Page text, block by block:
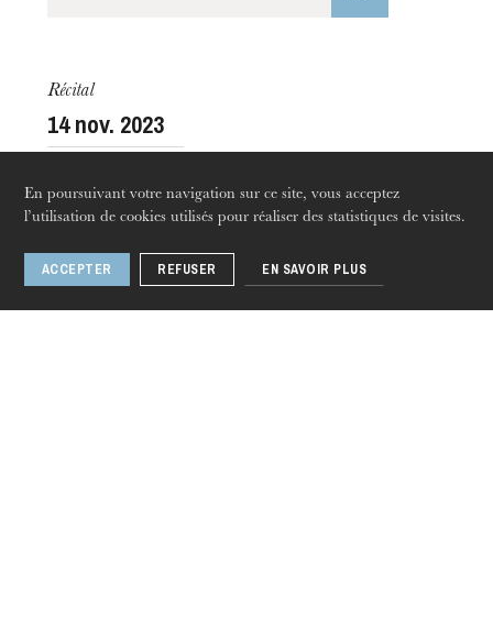
En poursuivant votre navigation sur ce site, vous acceptez
l’utilisation de cookies utilisés pour réaliser des statistiques de visites.
ACCEPTER REFUSER EN SAVOIR PLUS
jeudi 20 août 2026
Récital
14nov. 2023